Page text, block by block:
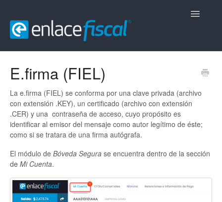
Toggle
CFDi Nómina
CFDi Retenciones
Contacto
E.firma (FIEL)
La e.firma (FIEL) se conforma por una clave privada (archivo
con extensión .KEY), un certificado (archivo con extensión
.CER) y una contraseña de acceso, cuyo propósito es
identificar al emisor del mensaje como autor legítimo de éste;
como si se tratara de una firma autógrafa.
El módulo de Bóveda Segura se encuentra dentro de la sección
de Mi Cuenta.